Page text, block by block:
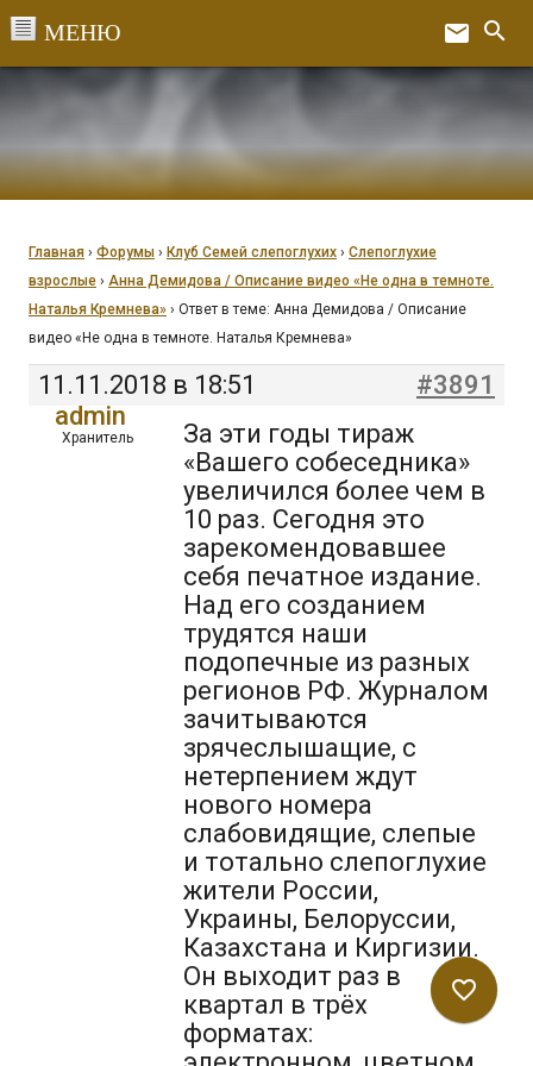
email search
Главная › Форумы › Клуб Семей слепоглухих › Слепоглухие
взрослые › Анна Демидова / Описание видео «Не одна в темноте.
Наталья Кремнева» › Ответ в теме: Анна Демидова / Описание
видео «Не одна в темноте. Наталья Кремнева»
11.11.2018 в 18:51
#3891
admin
Хранитель
За эти годы тираж
«Вашего собеседника»
увеличился более чем в
10 раз. Сегодня это
зарекомендовавшее
себя печатное издание.
Над его созданием
трудятся наши
подопечные из разных
регионов РФ. Журналом
зачитываются
зрячеслышащие, с
нетерпением ждут
нового номера
слабовидящие, слепые
и тотально слепоглухие
жители России,
Украины, Белоруссии,
Казахстана и Киргизии.
Он выходит раз в
квартал в трёх
форматах:
favorite_border